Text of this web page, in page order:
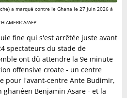
a marqué contre le Ghana le 27 juin 2026 à
AMERICA/AFP
fine qui s'est arrêtée juste avant
spectateurs du stade de
ont dû attendre la 9e minute
offensive croate - un centre
pour l'avant-centre Ante Budimir,
Benjamin Asare - et la